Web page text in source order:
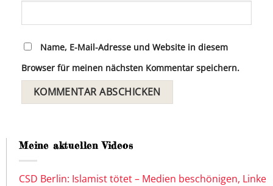
Name, E-Mail-Adresse und Website in diesem
Browser für meinen nächsten Kommentar speichern.
Meine aktuellen Videos
CSD Berlin: Islamist tötet – Medien beschönigen, Linke